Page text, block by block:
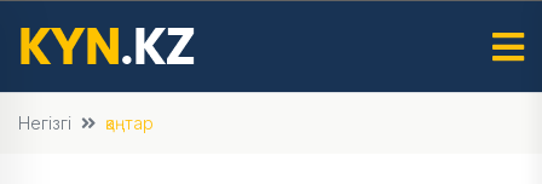
Негізгі қаңтар